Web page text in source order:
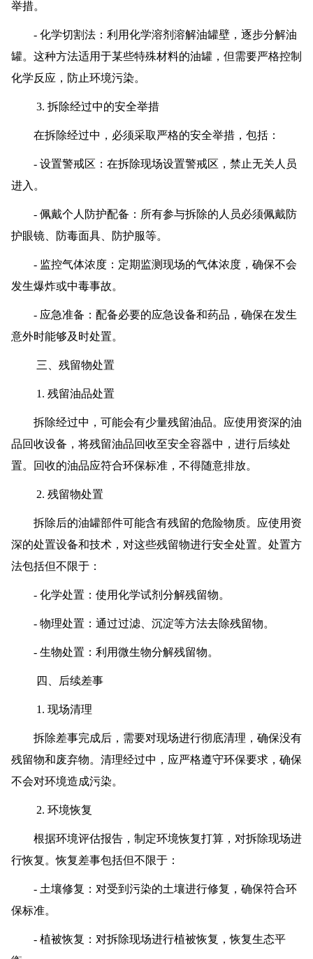
举措。
- 化学切割法：利用化学溶剂溶解油罐壁，逐步分解油
罐。这种方法适用于某些特殊材料的油罐，但需要严格控制
化学反应，防止环境污染。
3. 拆除经过中的安全举措
在拆除经过中，必须采取严格的安全举措，包括：
- 设置警戒区：在拆除现场设置警戒区，禁止无关人员
进入。
- 佩戴个人防护配备：所有参与拆除的人员必须佩戴防
护眼镜、防毒面具、防护服等。
- 监控气体浓度：定期监测现场的气体浓度，确保不会
发生爆炸或中毒事故。
- 应急准备：配备必要的应急设备和药品，确保在发生
意外时能够及时处置。
三、残留物处置
1. 残留油品处置
拆除经过中，可能会有少量残留油品。应使用资深的油
品回收设备，将残留油品回收至安全容器中，进行后续处
置。回收的油品应符合环保标准，不得随意排放。
2. 残留物处置
拆除后的油罐部件可能含有残留的危险物质。应使用资
深的处置设备和技术，对这些残留物进行安全处置。处置方
法包括但不限于：
- 化学处置：使用化学试剂分解残留物。
- 物理处置：通过过滤、沉淀等方法去除残留物。
- 生物处置：利用微生物分解残留物。
四、后续差事
1. 现场清理
拆除差事完成后，需要对现场进行彻底清理，确保没有
残留物和废弃物。清理经过中，应严格遵守环保要求，确保
不会对环境造成污染。
2. 环境恢复
根据环境评估报告，制定环境恢复打算，对拆除现场进
行恢复。恢复差事包括但不限于：
- 土壤修复：对受到污染的土壤进行修复，确保符合环
保标准。
- 植被恢复：对拆除现场进行植被恢复，恢复生态平